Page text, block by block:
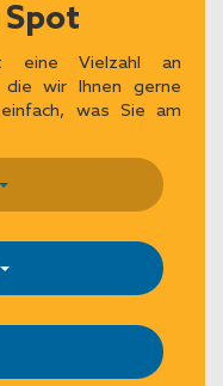
eine Vielzahl an
die wir Ihnen gerne
was Sie am